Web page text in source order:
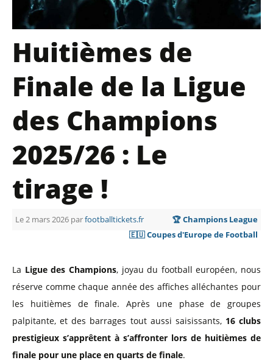
Huitièmes de
Finale de la Ligue
des Champions
2025/26 : Le
tirage !
Le 2 mars 2026 parfootballtickets.fr
🏆 Champions League
🇪🇺 Coupes d'Europe de Football
La Ligue des Champions, joyau du football européen, nous
réserve comme chaque année des affiches alléchantes pour
les huitièmes de finale. Après une phase de groupes
palpitante, et des barrages tout aussi saisissants, 16 clubs
prestigieux s’apprêtent à s’affronter lors de huitièmes de
finale pour une place en quarts de finale.